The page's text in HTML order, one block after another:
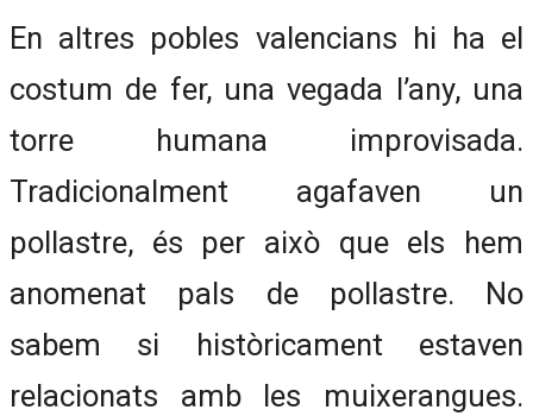
En altres pobles valencians hi ha el
costum de fer, una vegada l’any, una
torre humana improvisada.
Tradicionalment agafaven un
pollastre, és per això que els hem
anomenat pals de pollastre. No
sabem si històricament estaven
relacionats amb les muixerangues.